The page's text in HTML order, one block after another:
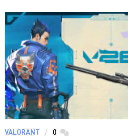
VALORANT 0 commentaires